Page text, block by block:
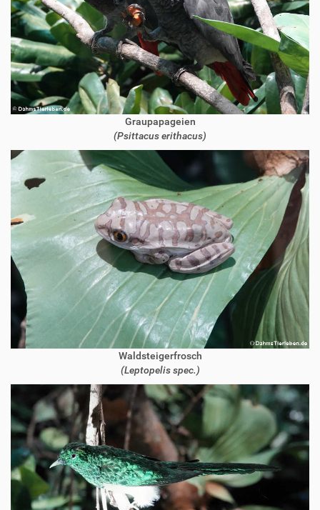
Graupapageien
(Psittacus erithacus)
Waldsteigerfrosch
(Leptopelis spec.)